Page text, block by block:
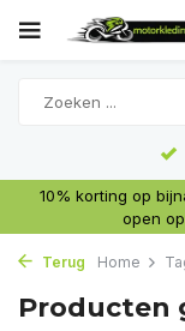
10% korting op
open
Terug Home
Producten